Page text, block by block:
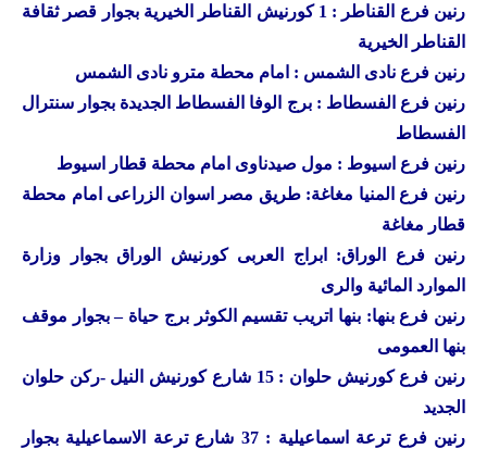
رنين
فرع القناطر : 1 كورنيش القناطر الخيرية بجوار قصر ثقافة
القناطر الخيرية
رنين فرع نادى الشمس : امام محطة مترو نادى الشمس
رنين فرع الفسطاط : برج الوفا الفسطاط الجديدة بجوار سنترال
الفسطاط
رنين فرع اسيوط : مول صيدناوى امام محطة قطار اسيوط
رنين فرع المنيا مغاغة: طريق مصر اسوان الزراعى امام محطة
قطار مغاغة
رنين فرع الوراق: ابراج العربى كورنيش الوراق بجوار وزارة
الموارد المائية والرى
رنين فرع بنها: بنها اتريب تقسيم الكوثر برج حياة – بجوار موقف
بنها العمومى
رنين فرع كورنيش حلوان : 15 شارع كورنيش النيل -ركن حلوان
الجديد
رنين فرع ترعة اسماعيلية : 37 شارع ترعة الاسماعيلية بجوار